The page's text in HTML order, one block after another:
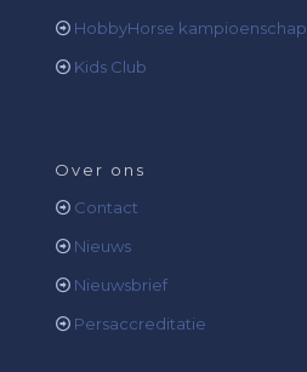
HobbyHorse kampioenschap
Kids Club
Over ons
Contact
Nieuws
Nieuwsbrief
Persaccreditatie